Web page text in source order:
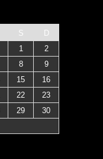
S
D
1
2
8
9
15
16
22
23
29
30